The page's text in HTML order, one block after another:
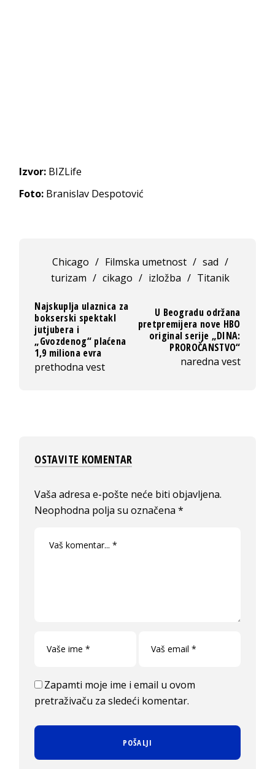
Izvor: BIZLife
Foto: Branislav Despotović
Chicago / Filmska umetnost / sad /
turizam / cikago / izložba / Titanik
Najskuplja ulaznica za
bokserski spektakl
jutjubera i
„Gvozdenog“ plaćena
1,9 miliona evra
prethodna vest
U Beogradu održana
pretpremijera nove HBO
original serije „DINA:
PROROČANSTVO“
naredna vest
OSTAVITE KOMENTAR
Vaša adresa e-pošte neće biti objavljena.
Neophodna polja su označena*
Zapamti moje ime i email u ovom
pretraživaču za sledeći komentar.